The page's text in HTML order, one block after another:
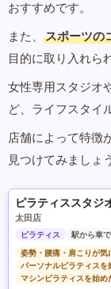
おすすめです。
また、
スポーツの
目的に取り入れら
女性専用スタジオ
ど、ライフスタイ
店舗によって特徴
見つけてみましょう
ピラティススタジ
太田店
ピラティス
駅から車
姿勢・腰痛・肩こりが気
パーソナルピラティスを
マシンピラティスを始め